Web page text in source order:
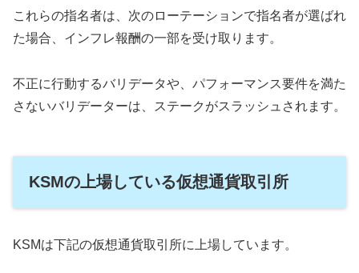
これらの指名者は、次のローテーションで指名者が選ばれ
た場合、インフレ報酬の一部を受け取ります。
不正に行動するバリデータや、パフォーマンス要件を満た
さないバリデーターは、ステークがスラッシュされます。
KSMの上場している仮想通貨取引所
KSMは下記の仮想通貨取引所に上場しています。